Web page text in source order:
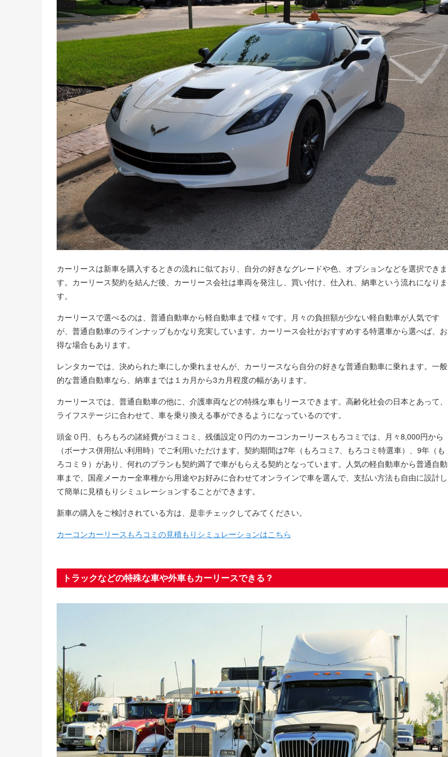
カーリースは新車を購入するときの流れに似ており、自分の好きなグレードや色、オプションなどを選択できま
す。カーリース契約を結んだ後、カーリース会社は車両を発注し、買い付け、仕入れ、納車という流れになりま
す。
カーリースで選べるのは、普通自動車から軽自動車まで様々です。月々の負担額が少ない軽自動車が人気です
が、普通自動車のラインナップもかなり充実しています。カーリース会社がおすすめする特選車から選べば、お
得な場合もあります。
レンタカーでは、決められた車にしか乗れませんが、カーリースなら自分の好きな普通自動車に乗れます。一般
的な普通自動車なら、納車までは１カ月から3カ月程度の幅があります。
カーリースでは、普通自動車の他に、介護車両などの特殊な車もリースできます。高齢化社会の日本とあって、
ライフステージに合わせて、車を乗り換える事ができるようになっているのです。
頭金０円、もろもろの諸経費がコミコミ、残価設定０円のカーコンカーリースもろコミでは、月々8,000円から
（ボーナス併用払い利用時）でご利用いただけます。契約期間は7年（もろコミ7、もろコミ特選車）、9年（も
ろコミ９）があり、何れのプランも契約満了で車がもらえる契約となっています。人気の軽自動車から普通自動
車まで、国産メーカー全車種から用途やお好みに合わせてオンラインで車を選んで、支払い方法も自由に設計し
て簡単に見積もりシミュレーションすることができます。
新車の購入をご検討されている方は、是非チェックしてみてください。
カーコンカーリースもろコミの見積もりシミュレーションはこちら
トラックなどの特殊な車や外車もカーリースできる？